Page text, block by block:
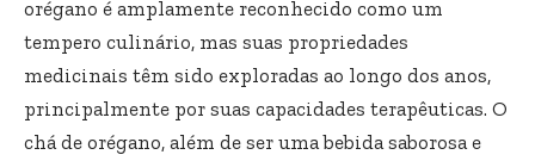
orégano é amplamente reconhecido como um
tempero culinário, mas suas propriedades
medicinais têm sido exploradas ao longo dos anos,
principalmente por suas capacidades terapêuticas. O
chá de orégano, além de ser uma bebida saborosa e